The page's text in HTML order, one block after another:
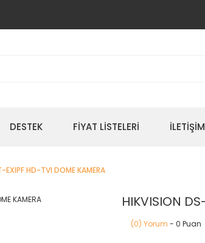
DESTEK FIYAT LISTELERI İLETIŞIM
HD-TVI DOME KAMERA
HIKVISION
(0) Yorum - 0 Puan